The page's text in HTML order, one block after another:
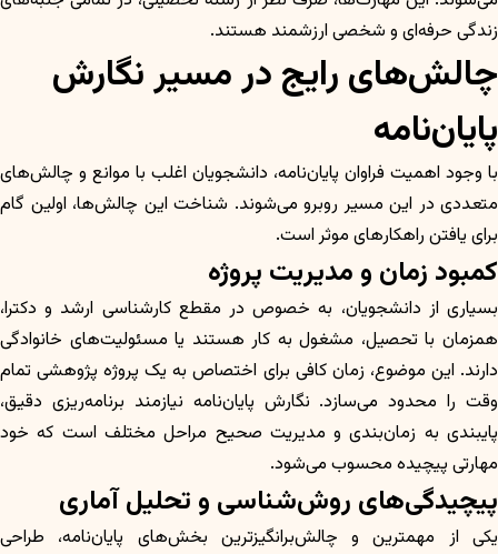
زندگی حرفه‌ای و شخصی ارزشمند هستند.
چالش‌های رایج در مسیر نگارش
پایان‌نامه
با وجود اهمیت فراوان پایان‌نامه، دانشجویان اغلب با موانع و چالش‌های
متعددی در این مسیر روبرو می‌شوند. شناخت این چالش‌ها، اولین گام
برای یافتن راهکارهای موثر است.
کمبود زمان و مدیریت پروژه
بسیاری از دانشجویان، به خصوص در مقطع کارشناسی ارشد و دکترا،
همزمان با تحصیل، مشغول به کار هستند یا مسئولیت‌های خانوادگی
دارند. این موضوع، زمان کافی برای اختصاص به یک پروژه پژوهشی تمام
وقت را محدود می‌سازد. نگارش پایان‌نامه نیازمند برنامه‌ریزی دقیق،
پایبندی به زمان‌بندی و مدیریت صحیح مراحل مختلف است که خود
مهارتی پیچیده محسوب می‌شود.
پیچیدگی‌های روش‌شناسی و تحلیل آماری
یکی از مهمترین و چالش‌برانگیزترین بخش‌های پایان‌نامه، طراحی